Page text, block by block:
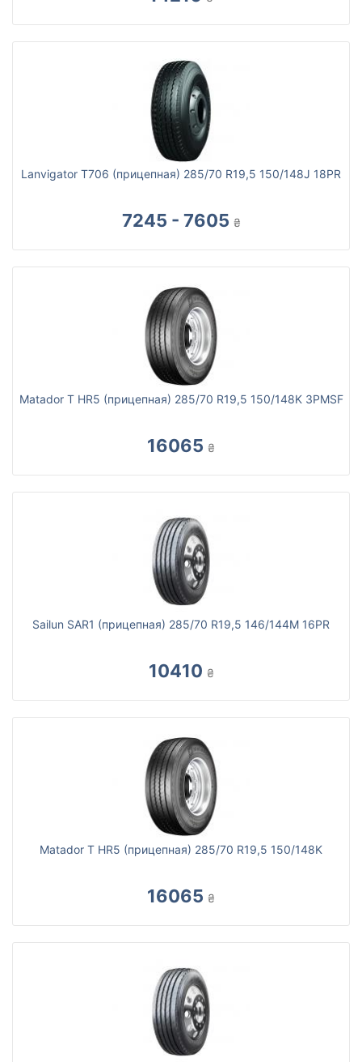
Lanvigator T706 (прицепная) 285/70 R19,5 150/148J 18PR
7245 - 7605 ₴
Matador T HR5 (прицепная) 285/70 R19,5 150/148K 3PMSF
16065 ₴
Sailun SAR1 (прицепная) 285/70 R19,5 146/144M 16PR
10410 ₴
Matador T HR5 (прицепная) 285/70 R19,5 150/148K
16065 ₴